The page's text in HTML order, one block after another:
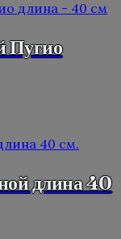
Пугио
длина 40